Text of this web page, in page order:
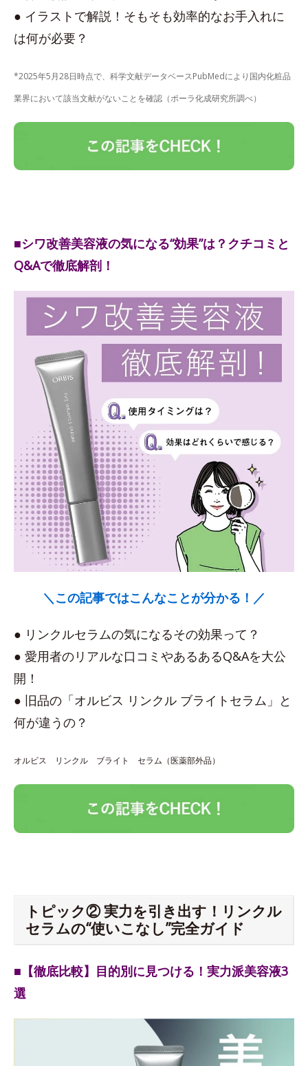
● イラストで解説！そもそも効率的なお手入れに
は何が必要？
*2025年5月28日時点で、科学文献データベースPubMedにより国内化粧品
業界において該当文献がないことを確認（ポーラ化成研究所調べ）
■シワ改善美容液の気になる“効果”は？クチコミと
Q&Aで徹底解剖！
＼この記事ではこんなことが分かる！／
● リンクルセラムの気になるその効果って？
● 愛用者のリアルな口コミやあるあるQ&Aを大公
開！
● 旧品の「オルビス リンクル ブライトセラム」と
何が違うの？
オルビス リンクル ブライト セラム（医薬部外品）
トピック② 実力を引き出す！リンクル
セラムの“使いこなし”完全ガイド
■【徹底比較】目的別に見つける！実力派美容液3
選